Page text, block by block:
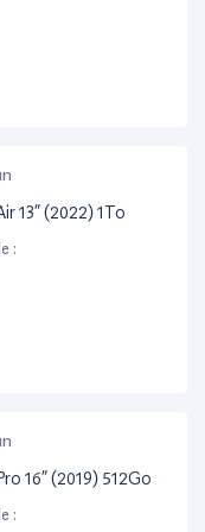
13” (2022) 1To
:
16” (2019) 512Go
: